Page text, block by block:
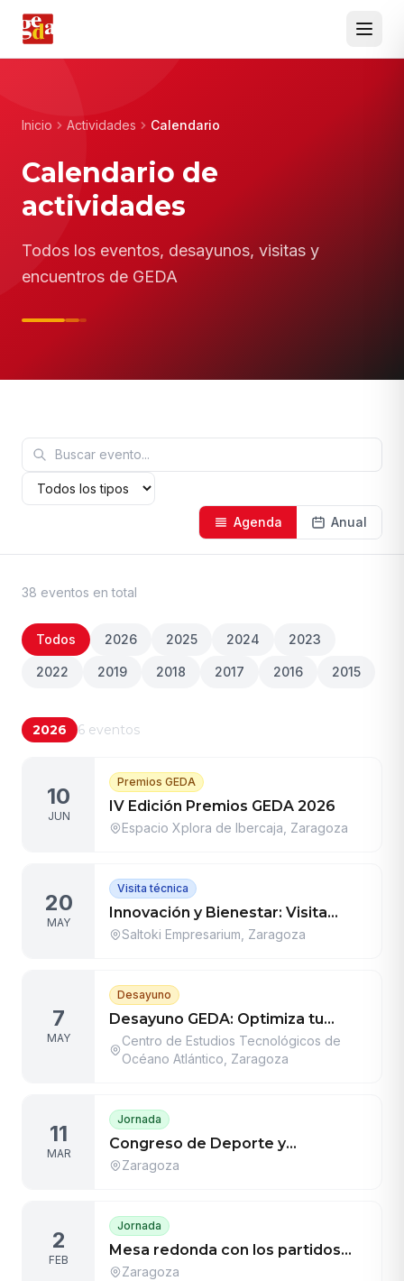
Inicio Actividades Calendario
Calendario de
actividades
Todos los eventos, desayunos, visitas y
encuentros de GEDA
Agenda Anual
38 eventos en total
Todos 2026 2025 2024 2023
2022 2019 2018 2017 2016 2015
2026 6 eventos
10
JUN
Premios GEDA
IV Edición Premios GEDA 2026
Espacio Xplora de Ibercaja, Zaragoza
20
MAY
Visita técnica
Innovación y Bienestar: Visita
Técnica de GEDA al Centro
Saltoki Empresarium, Zaragoza
7
MAY
Desayuno
Desayuno GEDA: Optimiza tu
gestión deportiva con Inteligencia
Artificial
Centro de Estudios Tecnológicos de
Océano Atlántico, Zaragoza
11
MAR
Jornada
Congreso de Deporte y
Municipalismo
Zaragoza
2
FEB
Jornada
Mesa redonda con los partidos
políticos sobre el deporte
Zaragoza